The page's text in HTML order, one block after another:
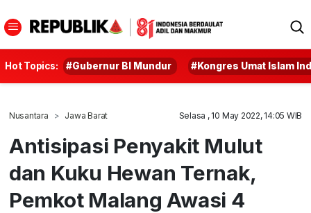
Hot Topics: #Gubernur BI Mundur #Kongres Umat Islam
Nusantara Jawa Barat Selasa , 10 May 2022, 14:05 WIB
Antisipasi Penyakit Mulut
dan Kuku Hewan Ternak,
Pemkot Malang Awasi 4